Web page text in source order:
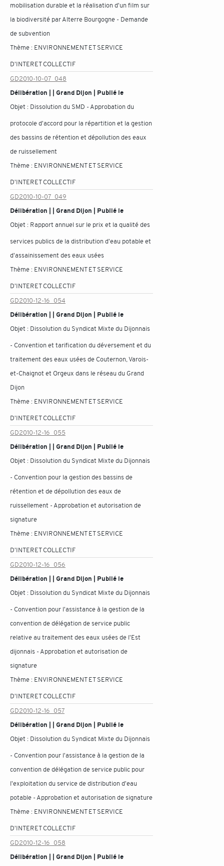
mobilisation durable et la réalisation d'un film sur
la biodiversité par Alterre Bourgogne - Demande
de subvention
Thème : ENVIRONNEMENT ET SERVICE
D'INTERET COLLECTIF
GD2010-10-07_048
Délibération | | Grand Dijon | Publié le
Objet : Dissolution du SMD - Approbation du
protocole d'accord pour la répartition et la gestion
des bassins de rétention et dépollution des eaux
de ruissellement
Thème : ENVIRONNEMENT ET SERVICE
D'INTERET COLLECTIF
GD2010-10-07_049
Délibération | | Grand Dijon | Publié le
Objet : Rapport annuel sur le prix et la qualité des
services publics de la distribution d'eau potable et
d'assainissement des eaux usées
Thème : ENVIRONNEMENT ET SERVICE
D'INTERET COLLECTIF
GD2010-12-16_054
Délibération | | Grand Dijon | Publié le
Objet : Dissolution du Syndicat Mixte du Dijonnais
- Convention et tarification du déversement et du
traitement des eaux usées de Couternon, Varois-
et-Chaignot et Orgeux dans le réseau du Grand
Dijon
Thème : ENVIRONNEMENT ET SERVICE
D'INTERET COLLECTIF
GD2010-12-16_055
Délibération | | Grand Dijon | Publié le
Objet : Dissolution du Syndicat Mixte du Dijonnais
- Convention pour la gestion des bassins de
rétention et de dépollution des eaux de
ruissellement - Approbation et autorisation de
signature
Thème : ENVIRONNEMENT ET SERVICE
D'INTERET COLLECTIF
GD2010-12-16_056
Délibération | | Grand Dijon | Publié le
Objet : Dissolution du Syndicat Mixte du Dijonnais
- Convention pour l'assistance à la gestion de la
convention de délégation de service public
relative au traitement des eaux usées de l'Est
dijonnais - Approbation et autorisation de
signature
Thème : ENVIRONNEMENT ET SERVICE
D'INTERET COLLECTIF
GD2010-12-16_057
Délibération | | Grand Dijon | Publié le
Objet : Dissolution du Syndicat Mixte du Dijonnais
- Convention pour l'assistance à la gestion de la
convention de délégation de service public pour
l'exploitation du service de distribution d'eau
potable - Approbation et autorisation de signature
Thème : ENVIRONNEMENT ET SERVICE
D'INTERET COLLECTIF
GD2010-12-16_058
Délibération | | Grand Dijon | Publié le